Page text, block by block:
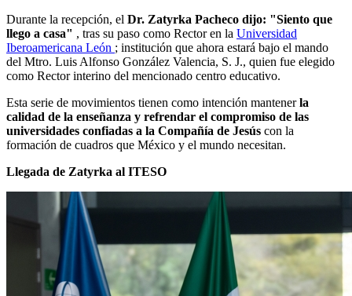
Durante la recepción, el Dr. Zatyrka Pacheco dijo: "Siento que
llego a casa" , tras su paso como Rector en la Universidad
Iberoamericana León ; institución que ahora estará bajo el mando
del Mtro. Luis Alfonso González Valencia, S. J., quien fue elegido
como Rector interino del mencionado centro educativo.
Esta serie de movimientos tienen como intención mantenerla
calidad de la enseñanza y refrendar el compromiso de las
universidades confiadas a la Compañía de Jesús con la
formación de cuadros que México y el mundo necesitan.
Llegada de Zatyrka al ITESO